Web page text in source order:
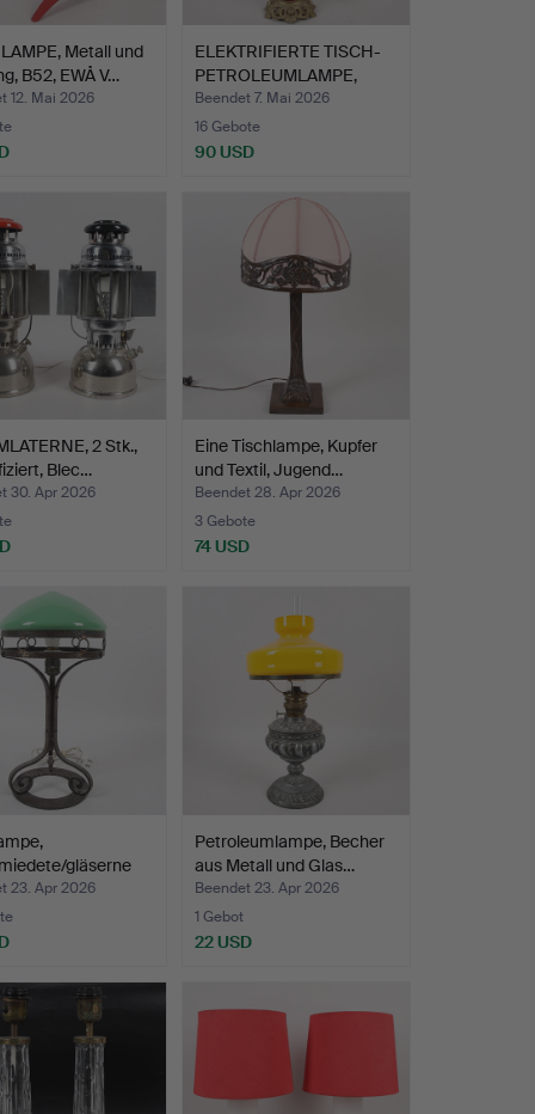
Metall und
B52, EWÅ V…
12. Mai 2026
ELEKTRIFIERTE TISCH-
PETROLEUMLAMPE,
Majoli…
Beendet 7. Mai 2026
16 Gebote
90 USD
2 Stk.,
Blec…
30. Apr 2026
Eine Tischlampe, Kupfer
und Textil, Jugend…
Beendet 28. Apr 2026
3 Gebote
74 USD
gläserne
S…
23. Apr 2026
Petroleumlampe, Becher
aus Metall und Glas…
Beendet 23. Apr 2026
1 Gebot
22 USD